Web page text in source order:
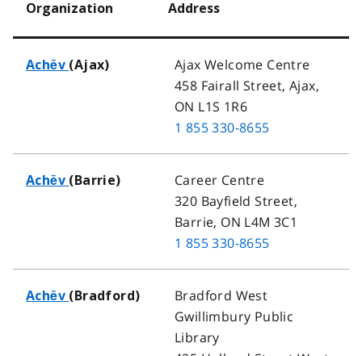
Organization Address
Achēv (Ajax)
Ajax Welcome Centre
458 Fairall Street, Ajax,
ON L1S 1R6
1 855 330-8655
Achēv (Barrie)
Career Centre
320 Bayfield Street,
Barrie, ON L4M 3C1
1 855 330-8655
Achēv (Bradford)
Bradford West
Gwillimbury Public
Library